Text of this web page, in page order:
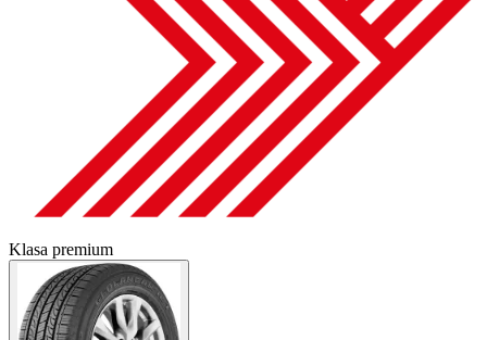
Klasa premium